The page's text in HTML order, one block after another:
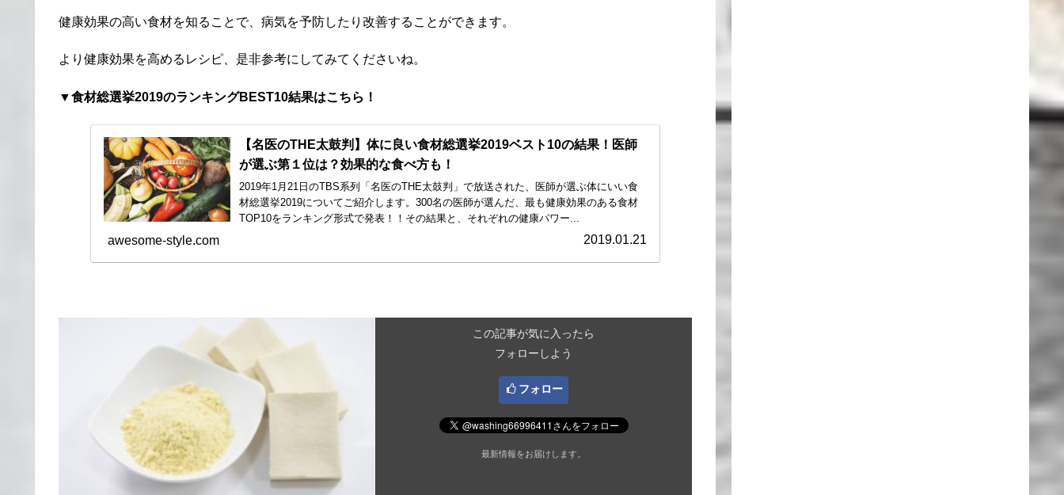
健康効果の高い食材を知ることで、病気を予防したり改善することができます。
より健康効果を高めるレシピ、是非参考にしてみてくださいね。
▼食材総選挙2019のランキングBEST10結果はこちら！
【名医のTHE太鼓判】体に良い食材総選挙2019ベスト10の結果！医師
が選ぶ第１位は？効果的な食べ方も！
2019年1月21日のTBS系列「名医のTHE太鼓判」で放送された、医師が選ぶ体にいい食
材総選挙2019についてご紹介します。300名の医師が選んだ、最も健康効果のある食材
TOP10をランキング形式で発表！！その結果と、それぞれの健康パワー...
awesome-style.com 2019.01.21
この記事が気に入ったら
フォローしよう
フォロー
最新情報をお届けします。